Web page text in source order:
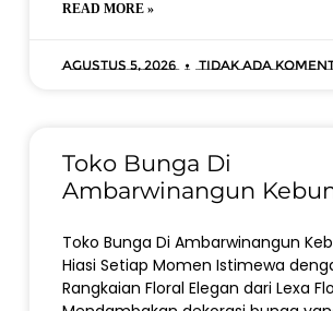
READ MORE »
Agustus 5, 2026 Tidak ada
Toko Bunga Di
Ambarwinangun
Toko Bunga Di Ambarwinangun
Hiasi Setiap Momen Istimewa
Rangkaian Floral Elegan dari Lexa